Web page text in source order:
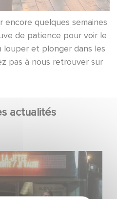
quelques semaines
de patience pour voir le
louper et plonger dans les
pas à nous retrouver sur
actualités
film de Franck